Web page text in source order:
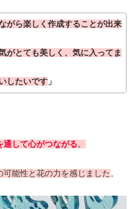
がら楽しく作成することが出来
がとても美しく、気に入ってま
したいです」
通して心がつながる。
可能性と花の力を感じました 。